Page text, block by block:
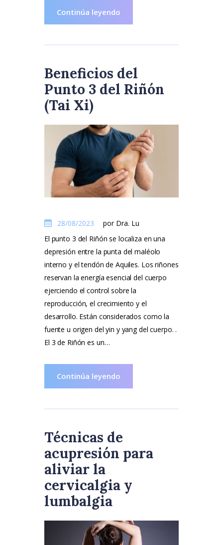
Continúa leyendo
Beneficios del
Punto 3 del Riñón
(Tai Xi)
28/08/2023
por Dra. Lu
El punto 3 del Riñón se localiza en una
depresión entre la punta del maléolo
interno y el tendón de Aquiles. Los riñones
reservan la energía esencial del cuerpo
ejerciendo el control sobre la
reproducción, el crecimiento y el
desarrollo. Están considerados como la
fuente u origen del yin y yang del cuerpo. .
El 3 de Riñón es un…
Continúa leyendo
Técnicas de
acupresión para
aliviar la
cervicalgia y
lumbalgia